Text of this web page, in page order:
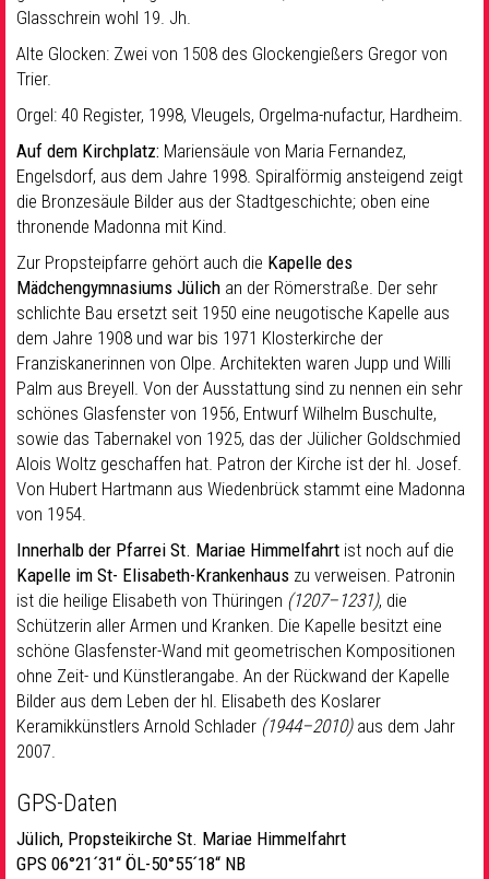
Glasschrein wohl 19. Jh.
Alte Glocken: Zwei von 1508 des Glockengießers Gregor von
Trier.
Orgel: 40 Register, 1998, Vleugels, Orgelma-nufactur, Hardheim.
Auf dem Kirchplatz: Mariensäule von Maria Fernandez,
Engelsdorf, aus dem Jahre 1998. Spiralförmig ansteigend zeigt
die Bronzesäule Bilder aus der Stadtgeschichte; oben eine
thronende Madonna mit Kind.
Zur Propsteipfarre gehört auch die Kapelle des
Mädchengymnasiums Jülich an der Römerstraße. Der sehr
schlichte Bau ersetzt seit 1950 eine neugotische Kapelle aus
dem Jahre 1908 und war bis 1971 Klosterkirche der
Franziskanerinnen von Olpe. Architekten waren Jupp und Willi
Palm aus Breyell. Von der Ausstattung sind zu nennen ein sehr
schönes Glasfenster von 1956, Entwurf Wilhelm Buschulte,
sowie das Tabernakel von 1925, das der Jülicher Goldschmied
Alois Woltz geschaffen hat. Patron der Kirche ist der hl. Josef.
Von Hubert Hartmann aus Wiedenbrück stammt eine Madonna
von 1954.
Innerhalb der Pfarrei St. Mariae Himmelfahrt ist noch auf die
Kapelle im St- Elisabeth-Krankenhaus zu verweisen. Patronin
ist die heilige Elisabeth von Thüringen (1207–1231), die
Schützerin aller Armen und Kranken. Die Kapelle besitzt eine
schöne Glasfenster-Wand mit geometrischen Kompositionen
ohne Zeit- und Künstlerangabe. An der Rückwand der Kapelle
Bilder aus dem Leben der hl. Elisabeth des Koslarer
Keramikkünstlers Arnold Schlader (1944–2010) aus dem Jahr
2007.
GPS-Daten
Jülich, Propsteikirche St. Mariae Himmelfahrt
GPS 06°21´31“ ÖL-50°55´18“ NB